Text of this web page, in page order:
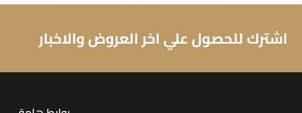
اشترك للحصول علي اخر العروض والاخبار